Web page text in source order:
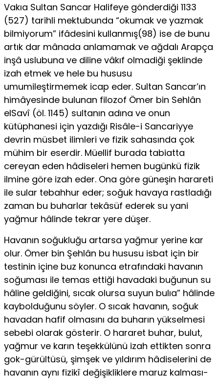
Vakıa Sultan Sancar Halifeye gönderdiği 1133
(527) tarihli mektubunda “okumak ve yazmak
bilmiyorum” ifâdesini kullanmış(98) ise de bunu
artık dar mânada anlamamak ve ağdalı Arapça
inşâ uslubuna ve diline vâkıf olmadiği şeklinde
izah etmek ve hele bu hususu
umumileştirmemek icap eder. Sultan Sancar’ın
himâyesinde bulunan filozof Ömer bin Sehlân
elSavî (öl. 1145) sultanın adına ve onun
kütüphanesi için yazdığı Risâle-i Sancariyye
devrin müsbet ilimleri ve fizik sahasında çok
mühim bir eserdir. Müellif burada tabiatta
cereyan eden hâdiseleri hemen bugünkü fizik
ilmine göre izah eder. Ona göre güneşin harareti
ile sular tebahhur eder; soğuk havaya rastladığı
zaman bu buharlar tekâsüf ederek su yani
yağmur hâlinde tekrar yere düşer.
Havanın soğukluğu artarsa yağmur yerine kar
olur. Ömer bin Şehlân bu hususu isbat için bir
testinin içine buz konunca etrafındaki havanın
soğuması ile temas ettiği havadaki buğunun su
hâline geldiğini, sıcak olursa suyun bulıa” hâlinde
kaybolduğunu söyler. O sıcak havanın, soğuk
havadan hafif olmasını da buharın yükselmesi
sebebi olarak gösterir. O hararet buhar, bulut,
yağ­mur ve karın teşekkülünü izah ettikten sonra
gok-gürültüsü, şimşek ve yıldırım hâdiselerini de
havanın aynı fizikî değişikliklere maruz kalması­